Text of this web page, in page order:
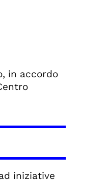
in accordo
iniziative